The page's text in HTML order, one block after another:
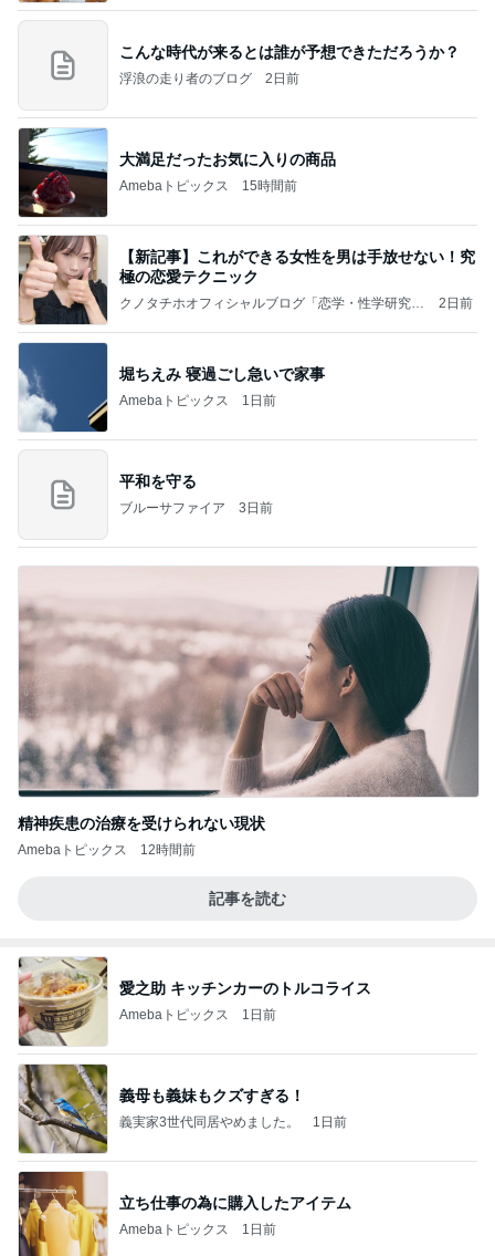
こんな時代が来るとは誰が予想できただろうか？
浮浪の走り者のブログ 2日前
大満足だったお気に入りの商品
Amebaトピックス 15時間前
【新記事】これができる女性を男は手放せない！究
極の恋愛テクニック
クノタチホオフィシャルブログ「恋学・性学研究
2日前
堀ちえみ 寝過ごし急いで家事
Amebaトピックス 1日前
平和を守る
ブルーサファイア 3日前
精神疾患の治療を受けられない現状
Amebaトピックス 12時間前
記事を読む
愛之助 キッチンカーのトルコライス
Amebaトピックス 1日前
義母も義妹もクズすぎる！
義実家3世代同居やめました。 1日前
立ち仕事の為に購入したアイテム
Amebaトピックス 1日前